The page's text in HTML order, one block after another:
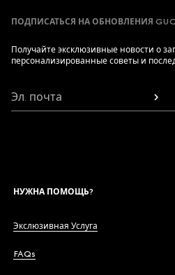
ПОДПИСАТЬСЯ НА ОБНОВЛЕНИЯ
Получайте эксклюзивные новости о
персонализированные советы и
Эл. почта
НУЖНА ПОМОЩЬ?
Экслюзивная Услуга
FAQs